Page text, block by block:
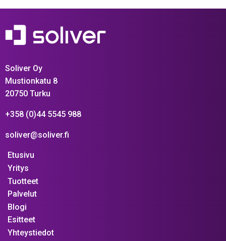
Soliver Oy
Mustionkatu 8
20750 Turku
+358 (0)44 5545 988
soliver@soliver.fi
Etusivu
Yritys
Tuotteet
Palvelut
Blogi
Esitteet
Yhteystiedot